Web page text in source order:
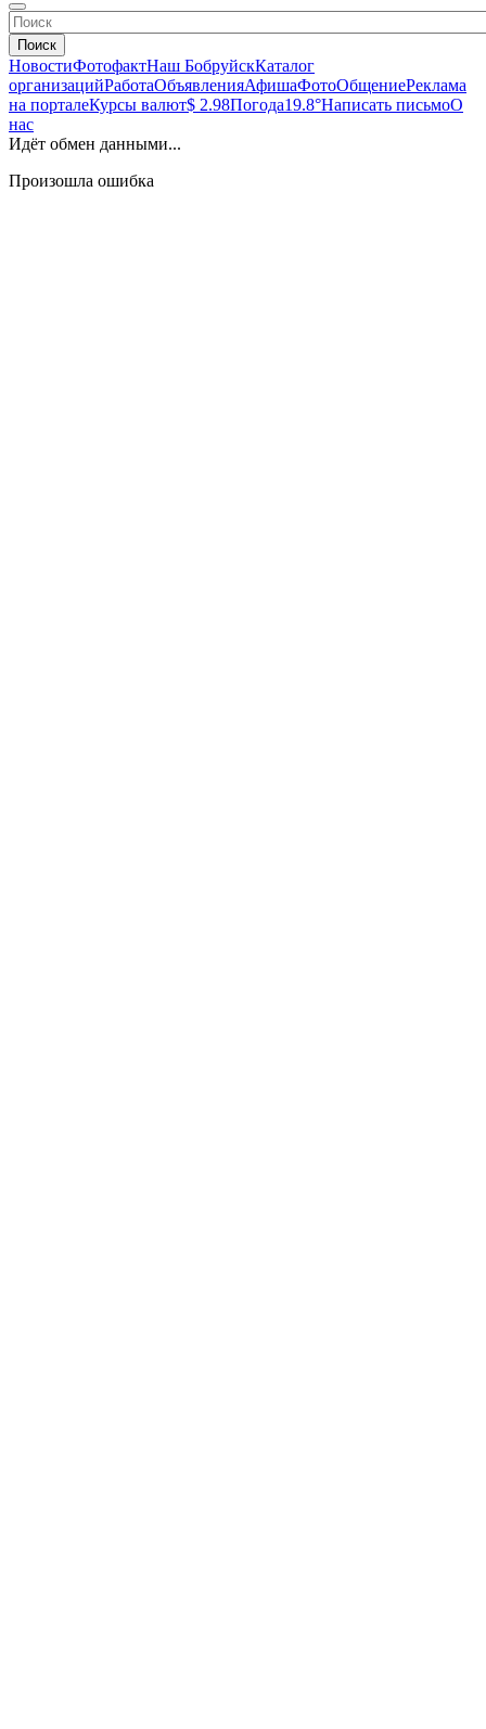
Поиск
НовостиФотофактНаш БобруйскКаталог
организацийРаботаОбъявленияАфишаФотоОбщениеРеклама
на порталеКурсы валют$ 2.98Погода19.8°Написать письмоО
нас
Идёт обмен данными...
Произошла ошибка